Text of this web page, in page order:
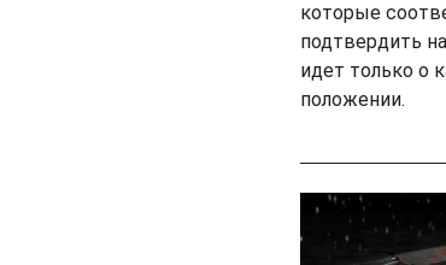
которые
подтвердить
идет только о
положении.